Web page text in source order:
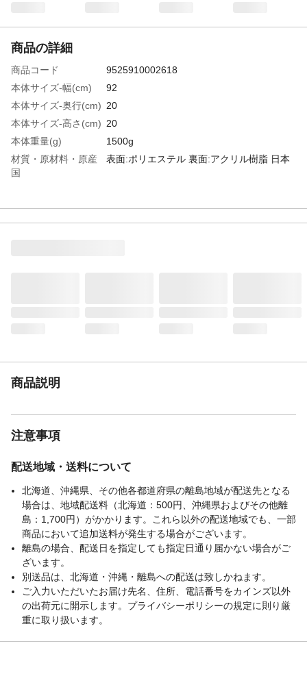
商品の詳細
商品コード
9525910002618
本体サイズ-幅(cm)
92
本体サイズ-奥行(cm) 20
本体サイズ-高さ(cm) 20
本体重量(g)
1500g
材質・原材料・原産
国
表面:ポリエステル 裏面:アクリル樹脂 日本
注意事項
内容をしっかりご確認のうえご注文くださ
JANコード
4955872921662
商品説明
注意事項
配送地域・送料について
北海道、沖縄県、その他各都道府県の離島地域が配送先となる
場合は、地域配送料（北海道：500円、沖縄県およびその他離
島：1,700円）がかかります。これら以外の配送地域でも、一部
商品において追加送料が発生する場合がございます。
離島の場合、配送日を指定しても指定日通り届かない場合がご
ざいます。
別送品は、北海道・沖縄・離島への配送は致しかねます。
ご入力いただいたお届け先名、住所、電話番号をカインズ以外
の出荷元に開示します。プライバシーポリシーの規定に則り厳
重に取り扱います。